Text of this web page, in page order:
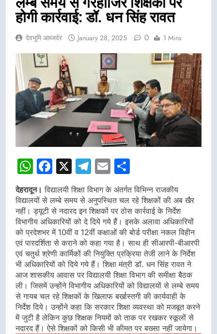
होगी कार्रवाई: डॉ. धन सिंह रावत
देवभूमि आब्जर्वर January 28, 2025 0 1 Mins
WhatsApp
Facebook
X Telegram
Email
देहरादून। विद्यालयी शिक्षा विभाग के अंतर्गत विभिन्न राजकीय
विद्यालयों से लम्बे समय से अनुपस्थित चल रहे शिक्षकों की अब खैर
नहीं। ड्यूटी से नदारद इन शिक्षकों पर ठोस कार्रवाई के निर्देश
विभागीय अधिकारियों को दे दिये गये हैं। इसके अलावा अधिकारियों
को प्रदेशभर में 10वीं व 12वीं कक्षाओं की बोर्ड परीक्षा नकल विहीन
एवं पारदर्शिता से कराने को कहा गया है। साथ ही सीआरपी-बीआरपी
एवं चतुर्थ श्रेणी कार्मिकों की नियुक्ति प्रक्रिया तेजी लाने के निर्देश
भी अधिकारियों को दिये गये हैं। शिक्षा मंत्री डॉ. धन सिंह रावत ने
आज शासकीय आवास पर विद्यालयी शिक्षा विभाग की समीक्षा बैठक
ली। जिसमें उन्होंने विभागीय अधिकारियों को विद्यालयों से लम्बे समय
से गायब चल रहे शिक्षकों के खिलाफ बर्खास्तगी की कार्यवाही के
निर्देश दिये। उन्होंने कहा कि सरकार शिक्षा व्यवस्था को मजबूत करने
में जुटी है लेकिन कुछ शिक्षक नियमों को ताक पर रखकर स्कूलों से
नदारद हैं। ऐसे शिक्षकों को किसी भी कीमत पर बख्सा नहीं जायेगा।